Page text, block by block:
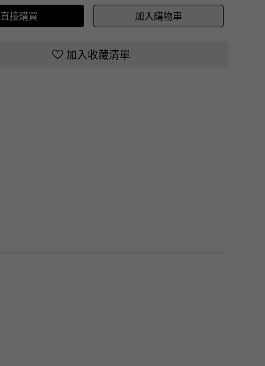
直接購買 加入購物車
加入收藏清單